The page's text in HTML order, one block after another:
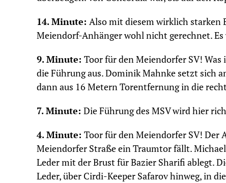
14. Minute: Also mit diesem wirklich starken
Meiendorf-Anhänger wohl nicht gerechnet.
9. Minute: Toor für den Meiendorfer SV!
die Führung aus. Dominik Mahnke setzt sich
dann aus 16 Metern Torentfernung in die
7. Minute: Die Führung des MSV wird hier
4. Minute: Toor für den Meiendorfer SV! Der
Meiendorfer Straße ein Traumtor fällt.
Leder mit der Brust für Bazier Sharifi ablegt.
Leder, über Cirdi-Keeper Safarov hinweg, in